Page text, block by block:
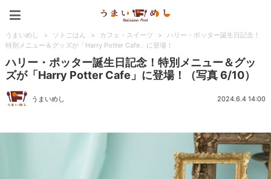
うまいめし > ソトごはん > カフェ・スイーツ >
ハリー・ポッター誕生日記念！
特別メニュー＆グッズが「Harry Potter Cafe」に登場！
ハリー・ポッター誕生日記念！特別メニュー＆グッ
ズが「Harry Potter Cafe」に登場！（写真 6/10）
うまいめし 2024.6.4 14:00